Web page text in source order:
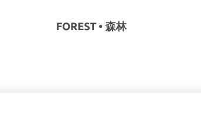
FOREST • 森林